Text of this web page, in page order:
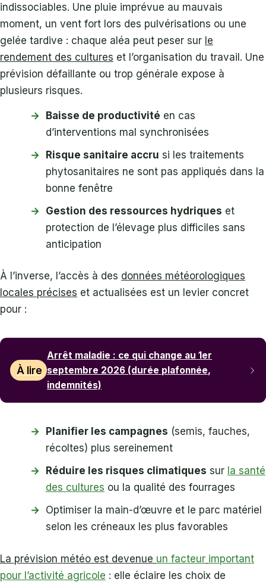
indissociables. Une pluie imprévue au mauvais
moment, un vent fort lors des pulvérisations ou une
gelée tardive : chaque aléa peut peser sur le
rendement des cultures et l’organisation du travail. Une
prévision défaillante ou trop générale expose à
plusieurs risques.
Baisse de productivité en cas
d’interventions mal synchronisées
Risque sanitaire accru si les traitements
phytosanitaires ne sont pas appliqués dans la
bonne fenêtre
Gestion des ressources hydriques et
protection de l’élevage plus difficiles sans
anticipation
À l’inverse, l’accès à des données météorologiques
locales précises et actualisées est un levier concret
pour :
À lire
Arrêt maladie : ce qui change au 1er
septembre 2026 (durée plafonnée,
indemnités)
Planifier les campagnes (semis, fauches,
récoltes) plus sereinement
Réduire les risques climatiques sur la santé
des cultures ou la qualité des fourrages
Optimiser la main-d’œuvre et le parc matériel
selon les créneaux les plus favorables
La prévision météo est devenue un facteur important
pour l’activité agricole : elle éclaire les choix de